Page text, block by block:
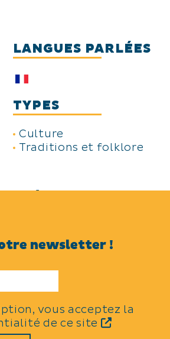
LANGUES PARLÉES
TYPES
Culture
Traditions et folklore
Commémoration
newsletter !
vous acceptez la
de ce site